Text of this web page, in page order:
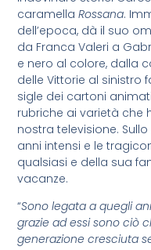
caramellaRossana.
dell’epoca, dà il suo
da Franca Valeri a
e nero al colore, dalla
delle Vittorie al sinistro
sigle dei cartoni
rubriche ai varietà che
nostra televisione.
anni intensi e le
qualsiasi e della sua
vacanze.
“Sono legata a quegli
grazie ad essi sono ciò
generazione cresciuta